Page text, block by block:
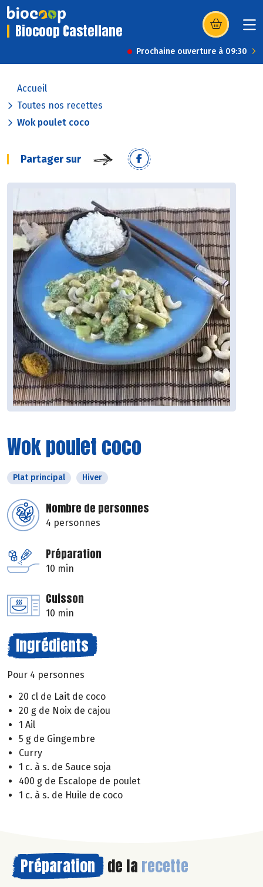
Biocoop Castellane (s’ouvre dans
Prochaine ouverture à 09:30
Accueil
Toutes nos recettes
Wok poulet coco
Partager sur
Wok poulet coco
Plat principal Hiver
Nombre de personnes
4 personnes
Préparation
10 min
Cuisson
10 min
Ingrédients
Pour 4 personnes
20 cl de Lait de coco
20 g de Noix de cajou
1 Ail
5 g de Gingembre
Curry
1 c. à s. de Sauce soja
400 g de Escalope de poulet
1 c. à s. de Huile de coco
Préparation de la recette